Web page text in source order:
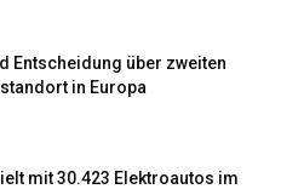
Entscheidung über zweiten
in Europa
mit 30.423 Elektroautos im